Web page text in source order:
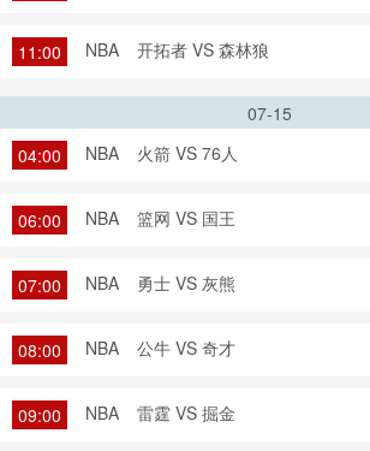
11:00 NBA 开拓者 VS 森林狼
07-15
04:00
NBA 火箭 VS 76人
06:00 NBA 篮网 VS 国王
07:00 NBA 勇士 VS 灰熊
08:00 NBA 公牛 VS 奇才
09:00 NBA 雷霆 VS 掘金